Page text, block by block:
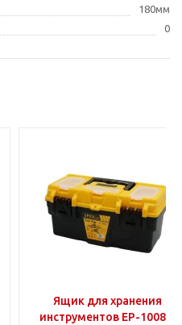
180мм
0
Ящик для хранения
инструментов EP-10085,